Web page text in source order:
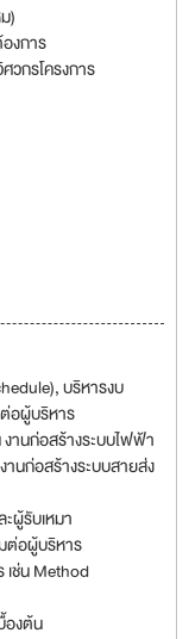
)
งการ
วกรโครงการ
บริหารงบ
อผู้บริหาร
านก่อสร้างระบบไฟฟ้า
นก่อสร้างระบบสายส่ง
ผู้รับเหมา
ต่อผู้บริหาร
เช่น Method
องต้น